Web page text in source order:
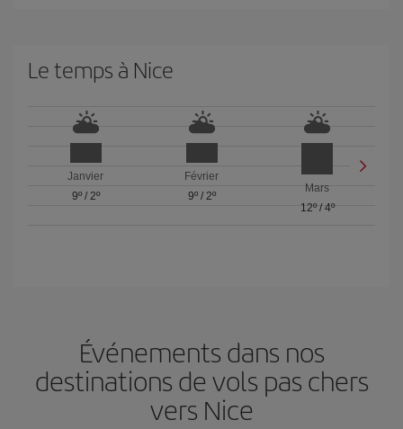
Le temps à Nice
Janvier
9º/ 2º
Février
9º/ 2º
Mars
12º/ 4º
Événements dans nos
destinations de vols pas chers
vers Nice